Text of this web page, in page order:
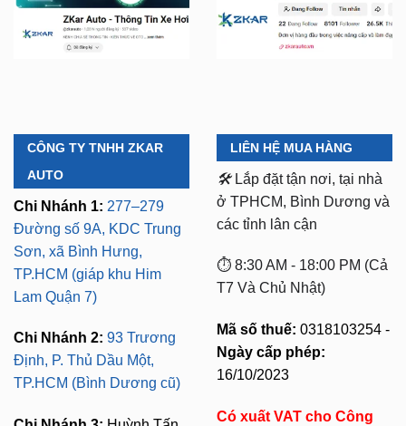
CÔNG TY TNHH ZKAR
AUTO
Chi Nhánh 1: 277–279
Đường số 9A, KDC Trung
Sơn, xã Bình Hưng,
TP.HCM (giáp khu Him
Lam Quận 7)
Chi Nhánh 2: 93 Trương
Định, P. Thủ Dầu Một,
TP.HCM (Bình Dương cũ)
LIÊN HỆ MUA HÀNG
🛠️ Lắp đặt tận nơi, tại nhà
ở TPHCM, Bình Dương và
các tỉnh lân cận
⏱️ 8:30 AM - 18:00 PM (Cả
T7 Và Chủ Nhật)
Mã số thuế: 0318103254 -
Ngày cấp phép:
16/10/2023
Có xuất VAT cho Công